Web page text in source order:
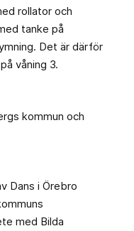
rollator och
tanke på
Det är därför
våning 3.
kommun och
Dans i Örebro
med Bilda